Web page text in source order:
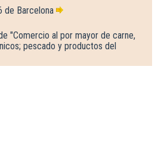
de Barcelona
"Comercio al por mayor de carne,
pescado y productos del